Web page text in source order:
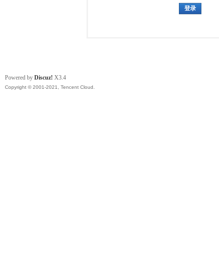
登录
Powered by Discuz! X3.4
Copyright © 2001-2021, Tencent Cloud.